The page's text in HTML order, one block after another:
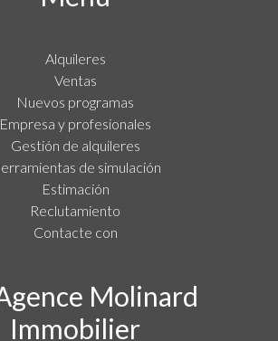
Alquileres
Ventas
Nuevos programas
Empresa y profesionales
Gestión de alquileres
de simulación
Estimación
Reclutamiento
Contacte con
Molinard
Immobilier